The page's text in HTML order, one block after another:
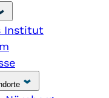
Institut